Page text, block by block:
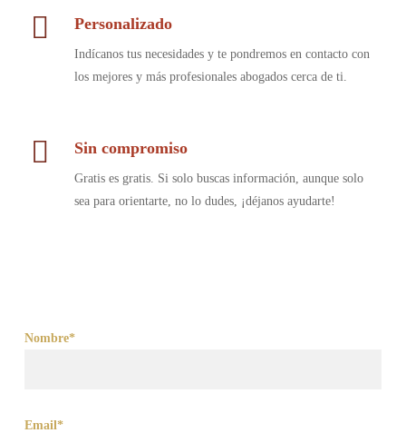
Personalizado
Indícanos tus necesidades y te pondremos en contacto con
los mejores y más profesionales abogados cerca de ti.
Sin compromiso
Gratis es gratis. Si solo buscas información, aunque solo
sea para orientarte, no lo dudes, ¡déjanos ayudarte!
Nombre*
Email*